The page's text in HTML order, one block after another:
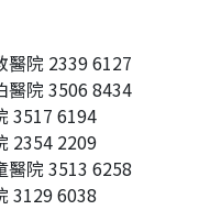
醫院 2339 6127
醫院 3506 8434
3517 6194
2354 2209
醫院 3513 6258
3129 6038